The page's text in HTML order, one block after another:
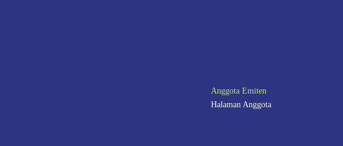
Anggota Emiten
Halaman Anggota